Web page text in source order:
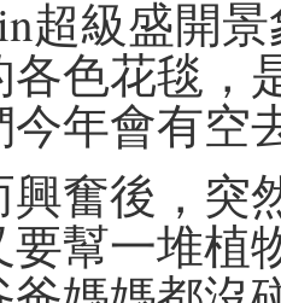
超級盛開
色花毯，
年會有空
奮後，突
幫一堆植